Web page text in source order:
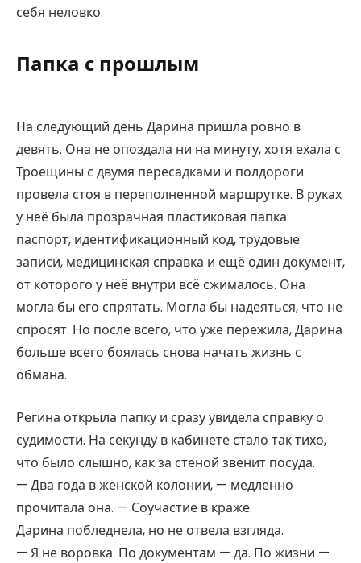
себя неловко.
Папка с прошлым
На следующий день Дарина пришла ровно в
девять. Она не опоздала ни на минуту, хотя ехала с
Троещины с двумя пересадками и полдороги
провела стоя в переполненной маршрутке. В руках
у неё была прозрачная пластиковая папка:
паспорт, идентификационный код, трудовые
записи, медицинская справка и ещё один документ,
от которого у неё внутри всё сжималось. Она
могла бы его спрятать. Могла бы надеяться, что не
спросят. Но после всего, что уже пережила, Дарина
больше всего боялась снова начать жизнь с
обмана.
Регина открыла папку и сразу увидела справку о
судимости. На секунду в кабинете стало так тихо,
что было слышно, как за стеной звенит посуда.
— Два года в женской колонии, — медленно
прочитала она. — Соучастие в краже.
Дарина побледнела, но не отвела взгляда.
— Я не воровка. По документам — да. По жизни —